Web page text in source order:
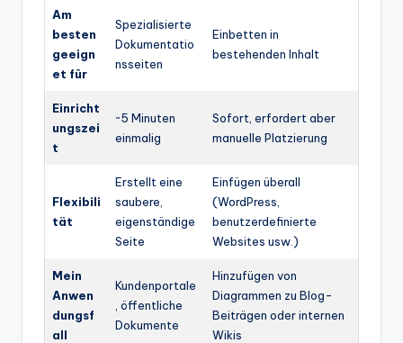
Am
besten
geeign
et für
Spezialisierte
Dokumentatio
nsseiten
Einbetten in
bestehenden Inhalt
Einricht
ungszei
t
~5 Minuten
einmalig
Sofort, erfordert aber
manuelle Platzierung
Flexibili
tät
Erstellt eine
saubere,
eigenständige
Seite
Einfügen überall
(WordPress,
benutzerdefinierte
Websites usw.)
Mein
Anwen
dungsf
all
Kundenportale
, öffentliche
Dokumente
Hinzufügen von
Diagrammen zu Blog-
Beiträgen oder internen
Wikis